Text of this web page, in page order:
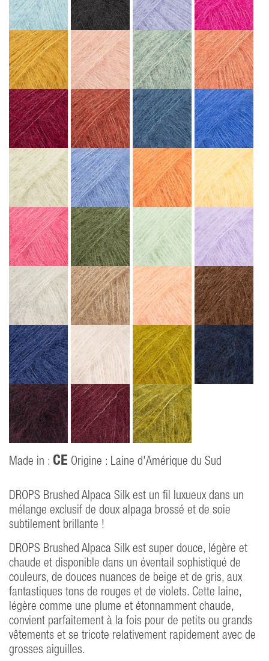
Made in : CE Origine : Laine d'Amérique du Sud
DROPS Brushed Alpaca Silk est un fil luxueux dans un
mélange exclusif de doux alpaga brossé et de soie
subtilement brillante !
DROPS Brushed Alpaca Silk est super douce, légère et
chaude et disponible dans un éventail sophistiqué de
couleurs, de douces nuances de beige et de gris, aux
fantastiques tons de rouges et de violets. Cette laine,
légère comme une plume et étonnamment chaude,
convient parfaitement à la fois pour de petits ou grands
vêtements et se tricote relativement rapidement avec de
grosses aiguilles.